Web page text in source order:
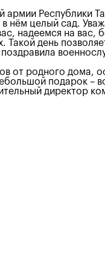
армии
нём целый сад.
надеемся на
день
от родного
подарок –
директор